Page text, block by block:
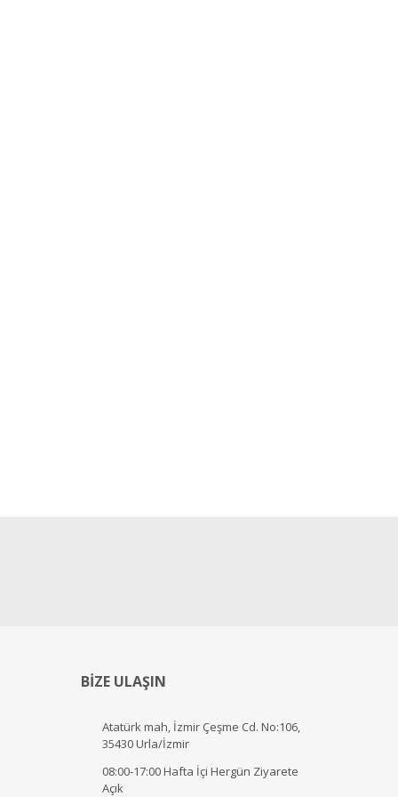
BİZE ULAŞIN
Atatürk mah, İzmir Çeşme Cd. No:106,
35430 Urla/İzmir
08:00-17:00 Hafta İçi Hergün Ziyarete
Açık